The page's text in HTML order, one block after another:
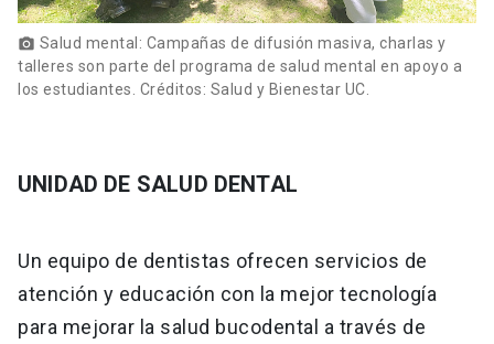
photo_camera Salud mental: Campañas de difusión masiva, charlas y
talleres son parte del programa de salud mental en apoyo a
los estudiantes. Créditos: Salud y Bienestar UC.
UNIDAD DE SALUD DENTAL
Un equipo de dentistas ofrecen servicios de
atención y educación con la mejor tecnología
para mejorar la salud bucodental a través de